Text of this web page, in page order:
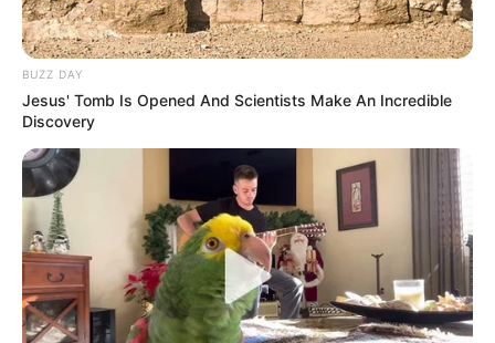
BUZZ DAY
Jesus' Tomb Is Opened And Scientists Make An Incredible
Discovery